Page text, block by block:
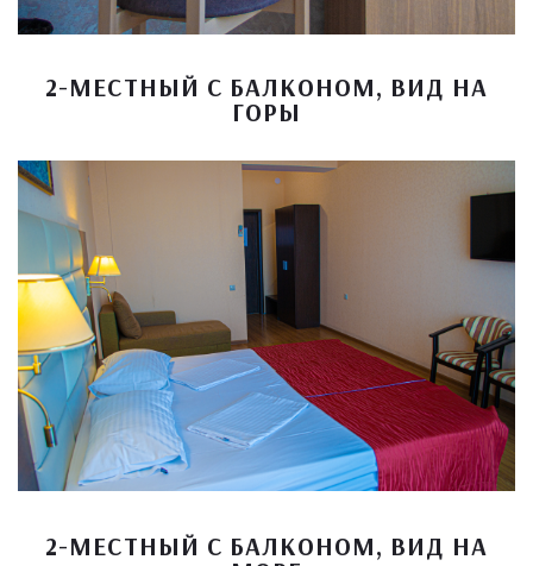
2-МЕСТНЫЙ С БАЛКОНОМ, ВИД НА
ГОРЫ
2-МЕСТНЫЙ С БАЛКОНОМ, ВИД НА